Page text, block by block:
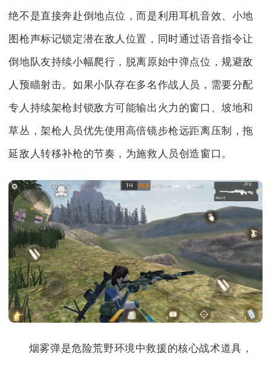
绝不是直接奔赴倒地点位，而是利用耳机音效、小地
图枪声标记锁定潜在敌人位置，同时通过语音指令让
倒地队友持续小幅爬行，脱离原始中弹点位，规避敌
人预瞄射击。如果小队存在多名作战人员，需要分配
专人持续架枪封锁敌方可能输出火力的窗口、坡地和
草丛，架枪人员优先使用高倍镜步枪远距离压制，拖
延敌人转移补枪的节奏，为施救人员创造窗口。
烟雾弹是危险荒野环境中救援的核心战术道具，